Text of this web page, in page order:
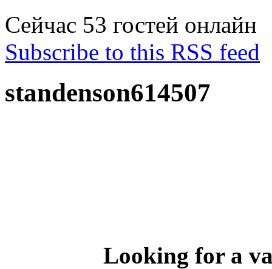
Сейчас 53 гостей онлайн
Subscribe to this RSS feed
standenson614507
Looking for a